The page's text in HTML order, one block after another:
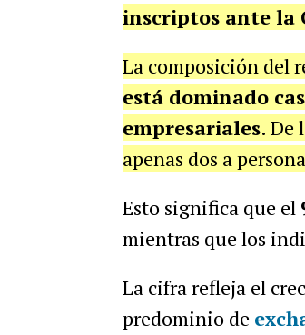
inscriptos ante la
La composición del
está dominado
empresariales. De
apenas dos a
Esto significa que el
mientras que los
La cifra refleja el
predominio de